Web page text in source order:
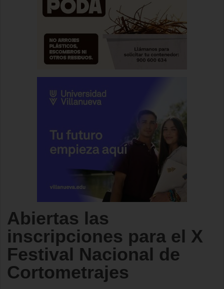
Abiertas las
inscripciones para el X
Festival Nacional de
Cortometrajes